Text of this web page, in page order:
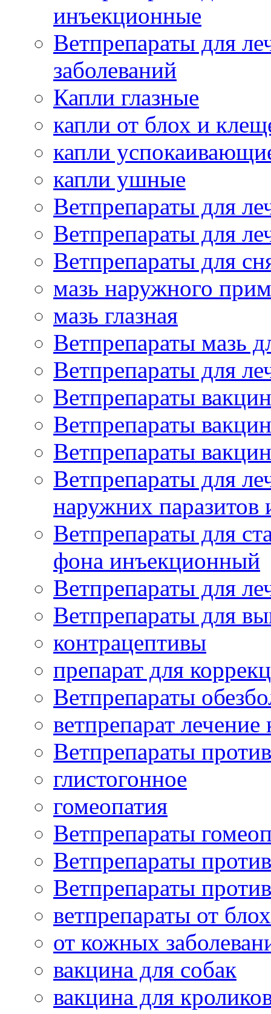
инъекционные
Ветпрепараты для
заболеваний
Капли глазные
капли от блох и
капли
капли ушные
Ветпрепараты для
Ветпрепараты для
Ветпрепараты для
мазь наружного
мазь глазная
Ветпрепараты мазь
Ветпрепараты для
Ветпрепараты
Ветпрепараты
Ветпрепараты
Ветпрепараты для
наружних
Ветпрепараты для
фона инъекционный
Ветпрепараты для
Ветпрепараты для
контрацептивы
препарат для
Ветпрепараты
ветпрепарат
Ветпрепараты
глистогонное
гомеопатия
Ветпрепараты
Ветпрепараты
Ветпрепараты
ветпрепараты от
от кожных
вакцина для собак
вакцина для